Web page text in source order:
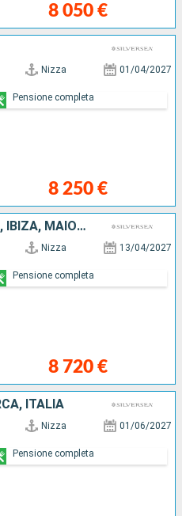
8 050 €
Nizza 01/04/2027
8 250 €
Pensione completa
FRANCIA, ITALIA, MINORCA, IBIZA, MAIORCA, SPAGNA
Nizza 13/04/2027
8 720 €
Pensione completa
ITALIA
Nizza 01/06/2027
Pensione completa